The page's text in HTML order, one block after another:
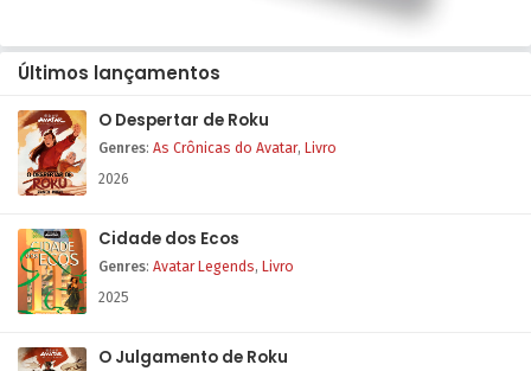
Últimos lançamentos
O Despertar de Roku
Genres: As Crônicas do Avatar, Livro
2026
Cidade dos Ecos
Genres: Avatar Legends, Livro
2025
O Julgamento de Roku